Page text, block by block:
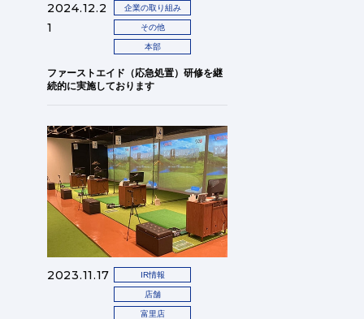
2024.12.2
1
企業の取り組み
その他
本部
ファーストエイド（応急処置）研修を継
続的に実施しております
2023.11.17 IR情報
店舗
富里店